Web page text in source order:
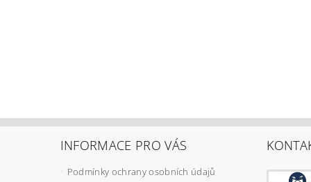
INFORMACE PRO VÁS
Podmínky ochrany osobních údajů